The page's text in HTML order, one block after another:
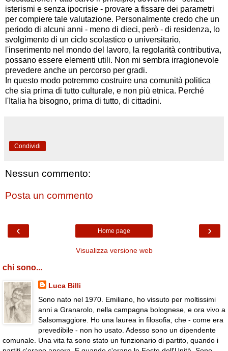
isterismi e senza ipocrisie - provare a fissare dei parametri
per compiere tale valutazione. Personalmente credo che un
periodo di alcuni anni - meno di dieci, però - di residenza, lo
svolgimento di un ciclo scolastico o universitario,
l'inserimento nel mondo del lavoro, la regolarità contributiva,
possano essere elementi utili. Non mi sembra irragionevole
prevedere anche un percorso per gradi.
In questo modo potremmo costruire una comunità politica
che sia prima di tutto culturale, e non più etnica. Perché
l'Italia ha bisogno, prima di tutto, di cittadini.
Condividi
Nessun commento:
Posta un commento
‹ ›
Home page
Visualizza versione web
chi sono...
Luca Billi
Sono nato nel 1970. Emiliano, ho vissuto per moltissimi
anni a Granarolo, nella campagna bolognese, e ora vivo a
Salsomaggiore. Ho una laurea in filosofia, che - come era
prevedibile - non ho usato. Adesso sono un dipendente
comunale. Una vita fa sono stato un funzionario di partito, quando i